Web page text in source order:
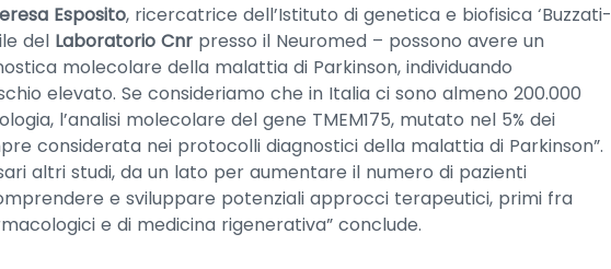
Esposito, ricercatrice dell’Istituto di genetica e biofisica ‘Buzzati-
del Laboratorio Cnr presso il Neuromed – possono avere un
molecolare della malattia di Parkinson, individuando
elevato. Se consideriamo che in Italia ci sono almeno 200.000
l’analisi molecolare del gene TMEM175, mutato nel 5% dei
considerata nei protocolli diagnostici della malattia di Parkinson”.
altri studi, da un lato per aumentare il numero di pazienti
e sviluppare potenziali approcci terapeutici, primi fra
e di medicina rigenerativa” conclude.